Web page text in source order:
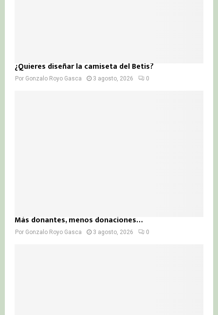
¿Quieres diseñar la camiseta del Betis?
Por Gonzalo Royo Gasca 3 agosto, 2026 0
Más donantes, menos donaciones…
Por Gonzalo Royo Gasca 3 agosto, 2026 0